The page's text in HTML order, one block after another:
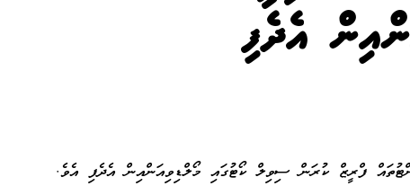
އެދެފި
ފްރީޒް ކުރަން ސިވިލް ކޯޓުގައި މޯލްޑިވިއަންއިން އެދެފި އެވެ.